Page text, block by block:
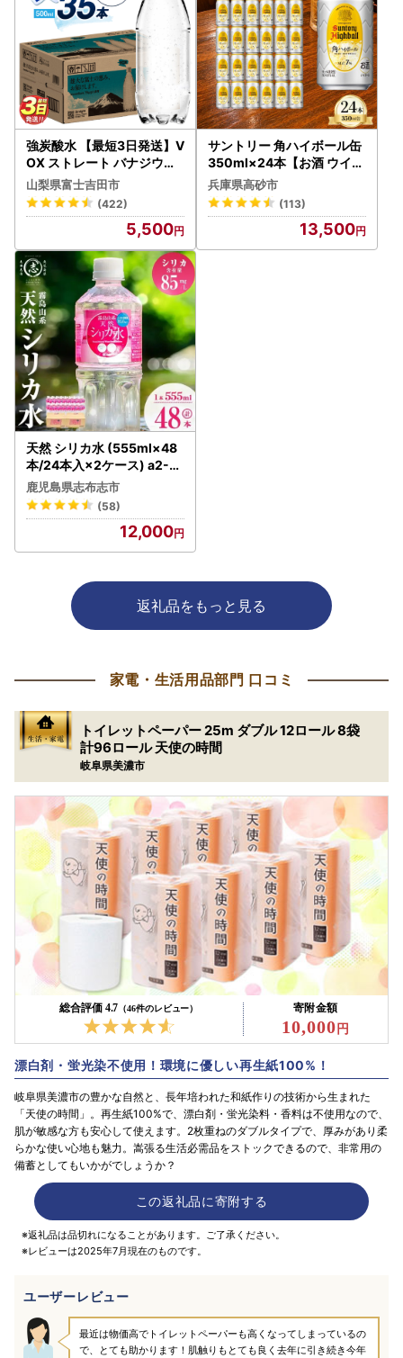
強炭酸水 【最短3日発送】V
OX ストレート バナジウム
強炭酸水 35本 500ml ラベ
ルレス【富士吉田市限定カ
ートン】 炭酸
山梨県富士吉田市
(422)
5,500
サントリー 角ハイボール缶
350ml×24本【お酒 ウイス
キー ハイボール 兵庫県 高
砂市】
兵庫県高砂市
(113)
13,500
天然 シリカ水 (555ml×48
本/24本入×2ケース) a2-11
7
鹿児島県志布志市
(58)
12,000
返礼品をもっと見る
家電・生活用品部門 口コミ
トイレットペーパー 25m ダブル 12ロール 8袋
計96ロール 天使の時間
岐阜県美濃市
総合評価 4.7 （46件のレビュー） 寄附金額
10,000
漂白剤・蛍光染不使用！環境に優しい再生紙100%！
岐阜県美濃市の豊かな自然と、長年培われた和紙作りの技術から生まれた
「天使の時間」。再生紙100%で、漂白剤・蛍光染料・香料は不使用なので、
肌が敏感な方も安心して使えます。2枚重ねのダブルタイプで、厚みがあり柔
らかな使い心地も魅力。嵩張る生活必需品をストックできるので、非常用の
備蓄としてもいかがでしょうか？
この返礼品に寄附する
※返礼品は品切れになることがあります。ご了承ください。
※レビューは2025年7月現在のものです。
ユーザーレビュー
最近は物価高でトイレットペーパーも高くなってしまっているの
で、とても助かります！肌触りもとても良く去年に引き続き今年